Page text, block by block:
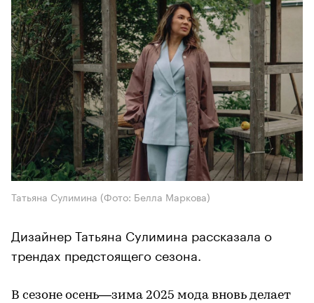
Татьяна Сулимина (Фото: Белла Маркова)
Дизайнер Татьяна Сулимина рассказала о
трендах предстоящего сезона.
В сезоне осень—зима 2025 мода вновь делает